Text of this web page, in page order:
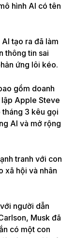
hình AI có tên
tạo ra đã làm
thông tin sai
ứng lôi kéo.
gồm doanh
lập Apple Steve
3 kêu gọi
AI và mở rộng
tranh với con
xã hội và nhân
người dẫn
Musk đã
có một con